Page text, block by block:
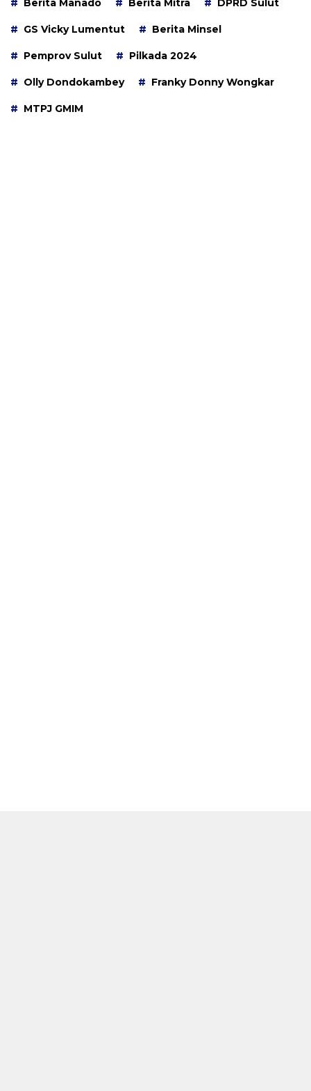
Berita Manado Berita Mitra DPRD Sulut
GS Vicky Lumentut Berita Minsel
Pemprov Sulut Pilkada 2024
Olly Dondokambey Franky Donny Wongkar
MTPJ GMIM